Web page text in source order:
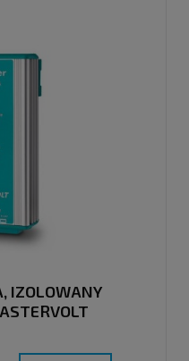
IZOLOWANY